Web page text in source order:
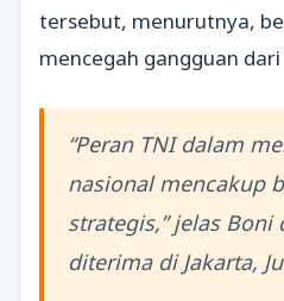
tersebut, menurutnya,
mencegah gangguan dari
“Peran TNI dalam
nasional mencakup
strategis,” jelas
diterima di Jakarta,